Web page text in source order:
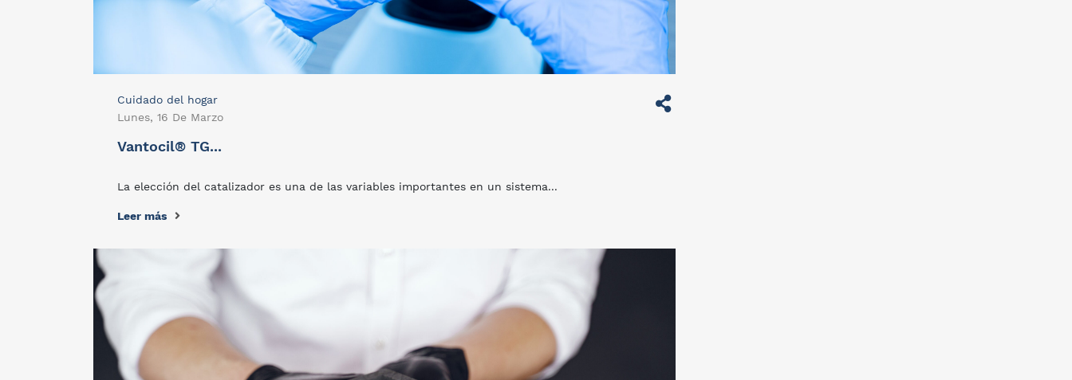
Cuidado del hogar
Lunes, 16 De Marzo
Vantocil® TG...
La elección del catalizador es una de las variables importantes en un sistema...
Leer más